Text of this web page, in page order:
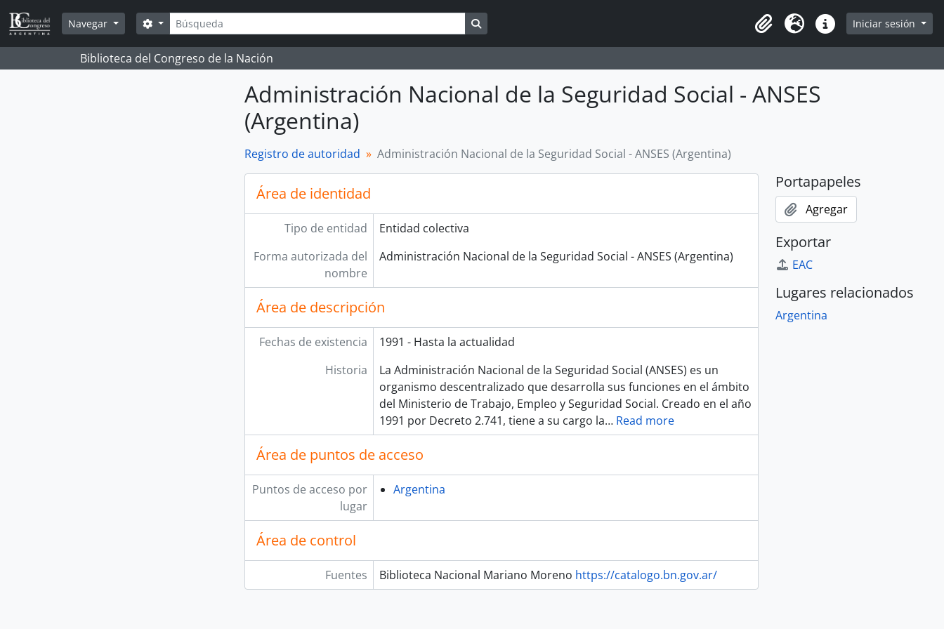
Skip to main content
Navegar
Búsqueda
Search options
Portapapeles
Idioma Enlaces rápidos
Iniciar sesión
Biblioteca del Congreso de la Nación
Administración Nacional de la Seguridad Social - ANSES
(Argentina)
Registro de autoridad Administración Nacional de la Seguridad Social - ANSES (Argentina)
Área de identidad
Tipo de entidad
Entidad colectiva
Forma autorizada del
nombre
Administración Nacional de la Seguridad Social - ANSES (Argentina)
Área de descripción
Fechas de existencia
1991 - Hasta la actualidad
Historia
La Administración Nacional de la Seguridad Social (ANSES) es un
organismo descentralizado que desarrolla sus funciones en el ámbito
del Ministerio de Trabajo, Empleo y Seguridad Social. Creado en el año
1991 por Decreto 2.741, tiene a su cargo la… Read more
Área de puntos de acceso
Puntos de acceso por
lugar
Argentina
Área de control
Fuentes Biblioteca Nacional Mariano Moreno https://catalogo.bn.gov.ar/
Portapapeles
Agregar
Exportar
EAC
Lugares relacionados
Argentina